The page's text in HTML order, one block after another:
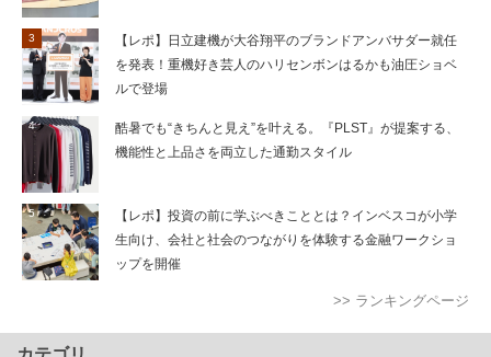
【レポ】日立建機が大谷翔平のブランドアンバサダー就任
を発表！重機好き芸人のハリセンボンはるかも油圧ショベ
ルで登場
酷暑でも“きちんと見え”を叶える。『PLST』が提案する、
機能性と上品さを両立した通勤スタイル
【レポ】投資の前に学ぶべきこととは？インベスコが小学
生向け、会社と社会のつながりを体験する金融ワークショ
ップを開催
>> ランキングページ